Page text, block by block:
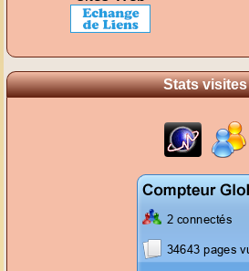
Stats visites